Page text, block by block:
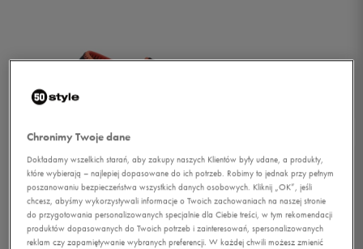
Chronimy Twoje dane
Dokładamy wszelkich starań, aby zakupy naszych Klientów były udane, a produkty,
które wybierają – najlepiej dopasowane do ich potrzeb. Robimy to jednak przy pełnym
poszanowaniu bezpieczeństwa wszystkich danych osobowych. Kliknij „OK”, jeśli
chcesz, abyśmy wykorzystywali informacje o Twoich zachowaniach na naszej stronie
do przygotowania personalizowanych specjalnie dla Ciebie treści, w tym rekomendacji
produktów dopasowanych do Twoich potrzeb i zainteresowań, spersonalizowanych
reklam czy zapamiętywanie wybranych preferencji. W każdej chwili możesz zmienić